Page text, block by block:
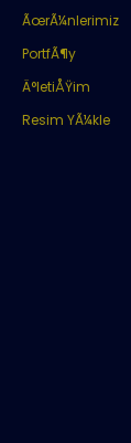
ÃœrÃ¼nlerimiz
PortfÃ¶y
Ä°letiÅŸim
Resim YÃ¼kle